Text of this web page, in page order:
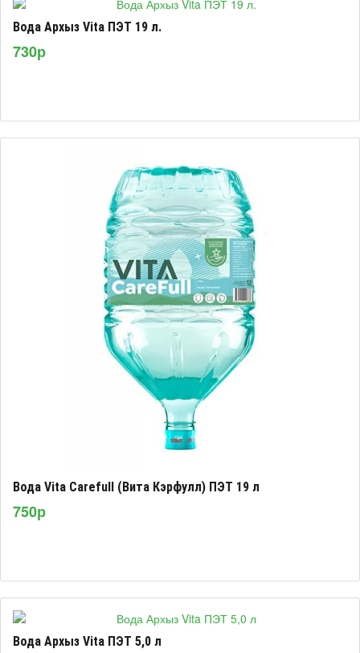
Вода Архыз Vita ПЭТ 19 л.
730р
Вода Vita Carefull (Вита Кэрфулл) ПЭТ 19 л
750р
Вода Архыз Vita ПЭТ 5,0 л